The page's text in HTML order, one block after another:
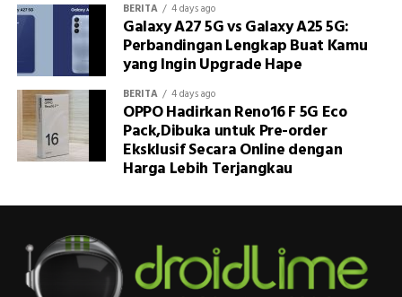
BERITA 4 days ago
Galaxy A27 5G vs Galaxy A25 5G:
Perbandingan Lengkap Buat Kamu
yang Ingin Upgrade Hape
BERITA 4 days ago
OPPO Hadirkan Reno16 F 5G Eco
Pack,Dibuka untuk Pre-order
Eksklusif Secara Online dengan
Harga Lebih Terjangkau